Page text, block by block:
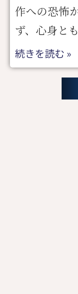
作への恐怖
ず、心身と
続きを読む »